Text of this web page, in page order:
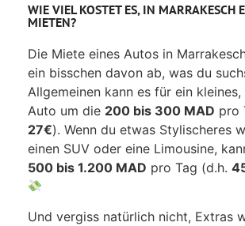
WIE VIEL KOSTET ES, IN MARRAKESCH
MIETEN?
Die Miete eines Autos in
ein bisschen davon ab, was du
Allgemeinen kann es für ein kleines,
Auto um die 200 bis 300 MAD pro
27€). Wenn du etwas Stylischeres
einen SUV oder eine Limousine,
500 bis 1.200 MAD pro Tag (d.h.
Und vergiss natürlich nicht, Extras